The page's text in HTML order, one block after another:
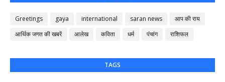
Greetings gaya international saran news
आप की राय
आर्थिक जगत की खबरें
आलेख कविता धर्म पंचांग राशिफल
TAGS